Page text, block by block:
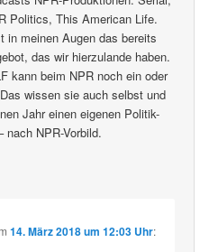
Politics, This American Life.
in meinen Augen das bereits
das wir hierzulande haben.
kann beim NPR noch ein oder
wissen sie auch selbst und
Jahr einen eigenen Politik-
NPR-Vorbild.
14. März 2018 um 12:03 Uhr: